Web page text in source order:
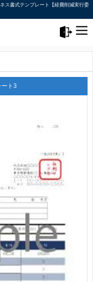
ス書式テンプレート【経費削減実行委
ト3